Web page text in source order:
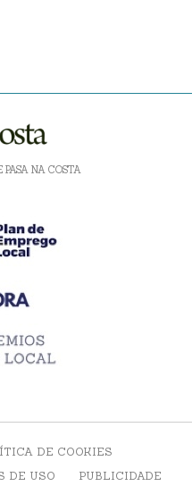
PASA NA COSTA
DE COOKIES
DE USO
PUBLICIDADE